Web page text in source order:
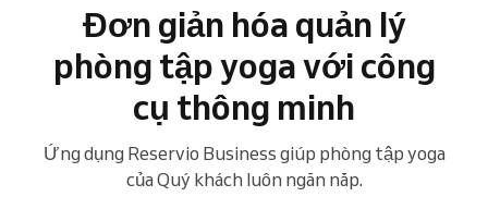
Đơn giản hóa quản lý
phòng tập yoga với công
cụ thông minh
Ứng dụng Reservio Business giúp phòng tập yoga
của Quý khách luôn ngăn nắp.